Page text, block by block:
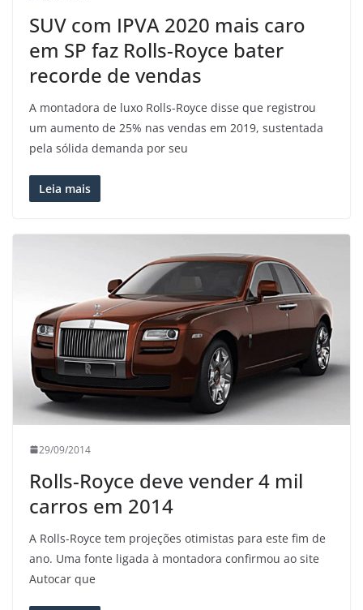
SUV com IPVA 2020 mais caro
em SP faz Rolls-Royce bater
recorde de vendas
A montadora de luxo Rolls-Royce disse que registrou
um aumento de 25% nas vendas em 2019, sustentada
pela sólida demanda por seu
Leia mais
29/09/2014
Rolls-Royce deve vender 4 mil
carros em 2014
A Rolls-Royce tem projeções otimistas para este fim de
ano. Uma fonte ligada à montadora confirmou ao site
Autocar que